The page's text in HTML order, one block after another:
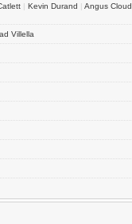
| Kevin Durand | Angus Cloud
Villella